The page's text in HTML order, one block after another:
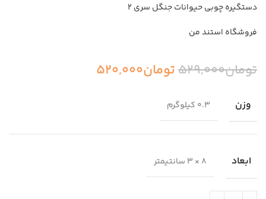
دستگیره چوبی حیوانات جنگل سری ۲
فروشگاه استند من
تومان529,000تومان520,000
وزن 0.3 کیلوگرم
ابعاد 8 × 3 سانتیمتر